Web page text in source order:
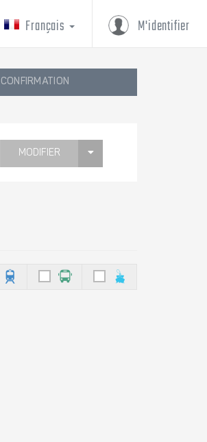
M'identifier
Français
CONFIRMATION
MODIFIER